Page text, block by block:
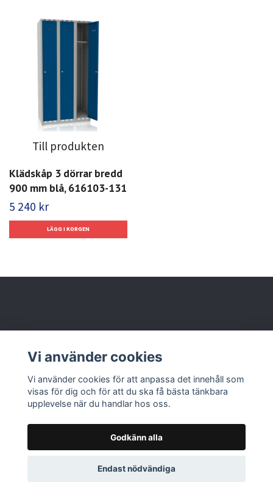
Till produkten
Klädskåp 3 dörrar bredd
900 mm blå, 616103-131
5 240 kr
Läs mer
© 2026 Nolbox AB
Vi använder cookies
Vi använder cookies för att anpassa det innehåll som
visas för dig och för att du ska få bästa tänkbara
upplevelse när du handlar hos oss.
Godkänn alla
Endast nödvändiga